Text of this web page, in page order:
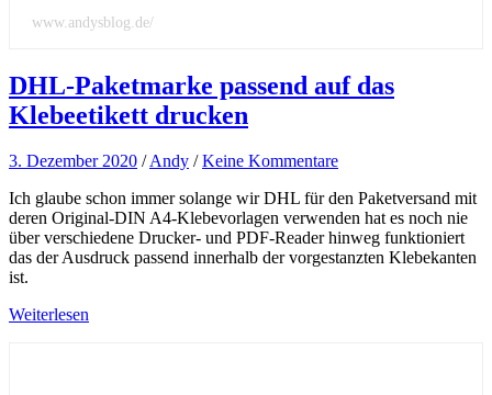
www.andysblog.de/
DHL-Paketmarke passend auf das
Klebeetikett drucken
3. Dezember 2020 /Andy /Keine Kommentare
Ich glaube schon immer solange wir DHL für den Paketversand mit
deren Original-DIN A4-Klebevorlagen verwenden hat es noch nie
über verschiedene Drucker- und PDF-Reader hinweg funktioniert
das der Ausdruck passend innerhalb der vorgestanzten Klebekanten
ist.
Weiterlesen